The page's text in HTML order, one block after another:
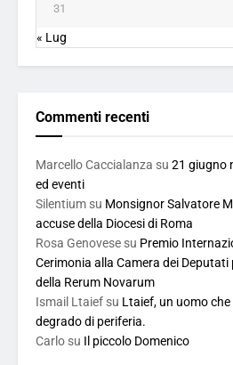
31
« Lug
Commenti recenti
Marcello Caccialanza su 21 giugno
ed eventi
Silentium su Monsignor Salvatore
accuse della Diocesi di Roma
Rosa Genovese su Premio
Cerimonia alla Camera dei Deputati
della Rerum Novarum
Ismail Ltaief su Ltaief, un uomo
degrado di periferia.
Carlo su Il piccolo Domenico